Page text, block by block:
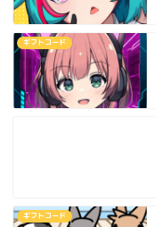
ギフトコード
ギフトコード